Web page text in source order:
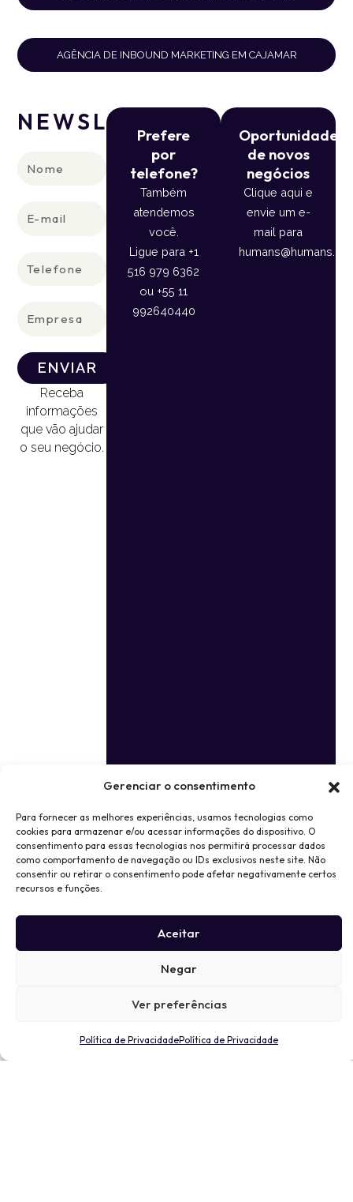
Gerenciar o consentimento
Para fornecer as melhores experiências, usamos tecnologias como
cookies para armazenar e/ou acessar informações do dispositivo. O
consentimento para essas tecnologias nos permitirá processar dados
como comportamento de navegação ou IDs exclusivos neste site. Não
consentir ou retirar o consentimento pode afetar negativamente certos
recursos e funções.
Aceitar
Negar
Ver preferências
Política de PrivacidadePolítica de Privacidade
AGÊNCIA DE INBOUND MARKETING EM CAJAMAR
NEWSLETTER
ENVIAR
Receba
informações
que vão ajudar
o seu negócio.
Prefere
por
telefone?
Também
atendemos
você.
Ligue para +1
516 979 6362
ou +55 11
992640440
Oportunidade
de novos
negócios
Clique aqui e
envie um e-
mail para